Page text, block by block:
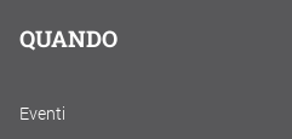
QUANDO
Eventi